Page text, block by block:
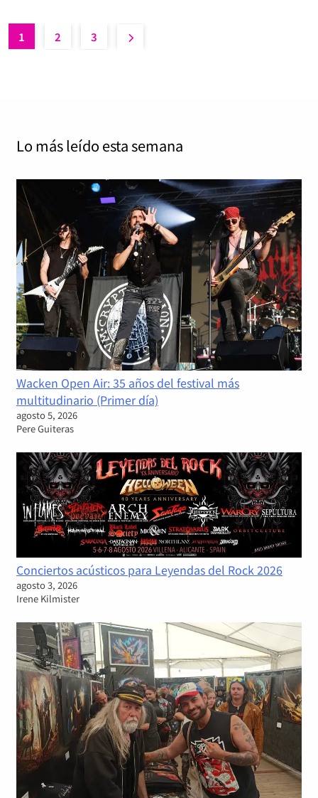
Read More
1 2 3
Lo más leído esta semana
Wacken Open Air: 35 años del festival más
multitudinario (Primer día)
agosto 5, 2026
Pere Guiteras
Conciertos acústicos para Leyendas del Rock 2026
agosto 3, 2026
Irene Kilmister